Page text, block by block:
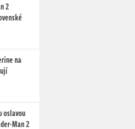
2
na
oslavou
Man 2